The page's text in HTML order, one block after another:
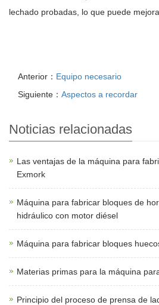
lechado probadas, lo que puede
Anterior： Equipo necesario
Siguiente： Aspectos a recordar
Noticias relacionadas
Las ventajas de la máquina para
Exmork
Máquina para fabricar bloques de
hidráulico con motor diésel
Máquina para fabricar bloques
Materias primas para la máquina
Principio del proceso de prensa de